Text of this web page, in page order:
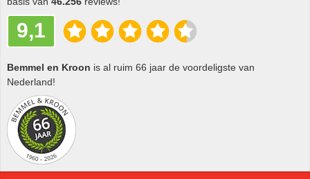
9,1
Bemmel en Kroon is al ruim 66 jaar de voordeligste van
Nederland!